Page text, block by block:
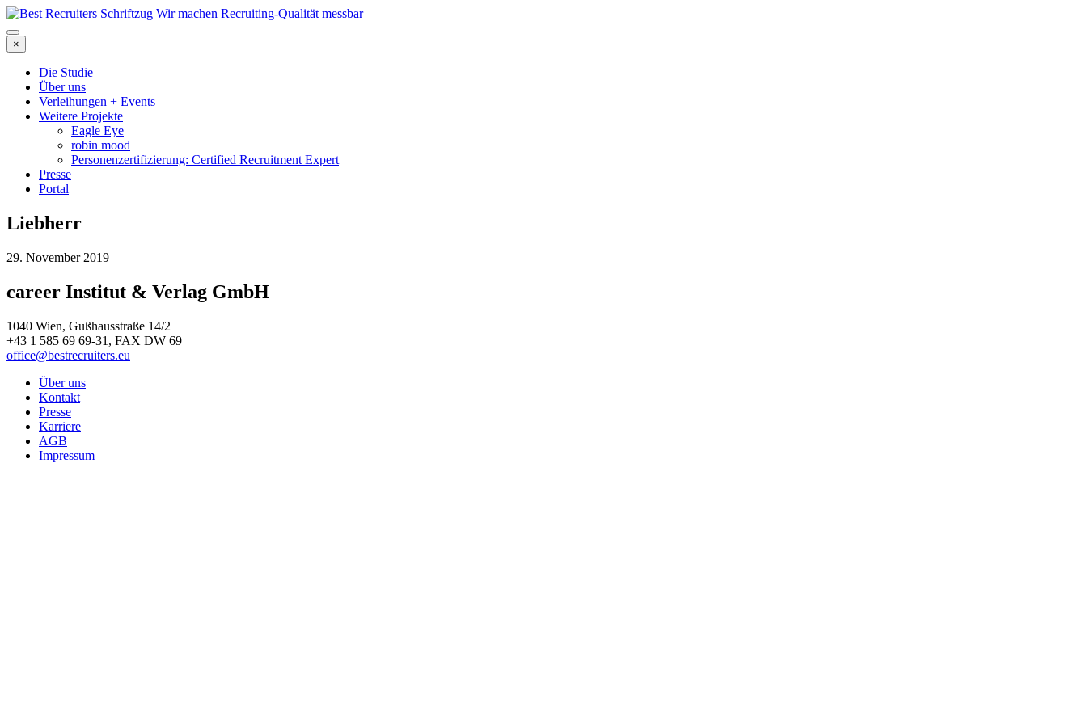
Wir machen Recruiting-Qualität messbar
×
Die Studie
Über uns
Verleihungen + Events
Weitere Projekte
Eagle Eye
robin mood
Personenzertifizierung: Certified Recruitment Expert
Presse
Portal
Liebherr
29. November 2019
career Institut & Verlag GmbH
1040 Wien, Gußhausstraße 14/2
+43 1 585 69 69-31, FAX DW 69
office@bestrecruiters.eu
Über uns
Kontakt
Presse
Karriere
AGB
Impressum